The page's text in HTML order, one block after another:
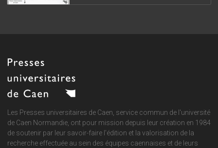
Les Presses universitaires de Caen, service commun de l'université
de Caen Normandie, ont pour mission depuis leur création en 1984
de soutenir par leur savoir-faire l'édition et la valorisation de la
recherche effectuée au sein des équipes caennaises et de leurs